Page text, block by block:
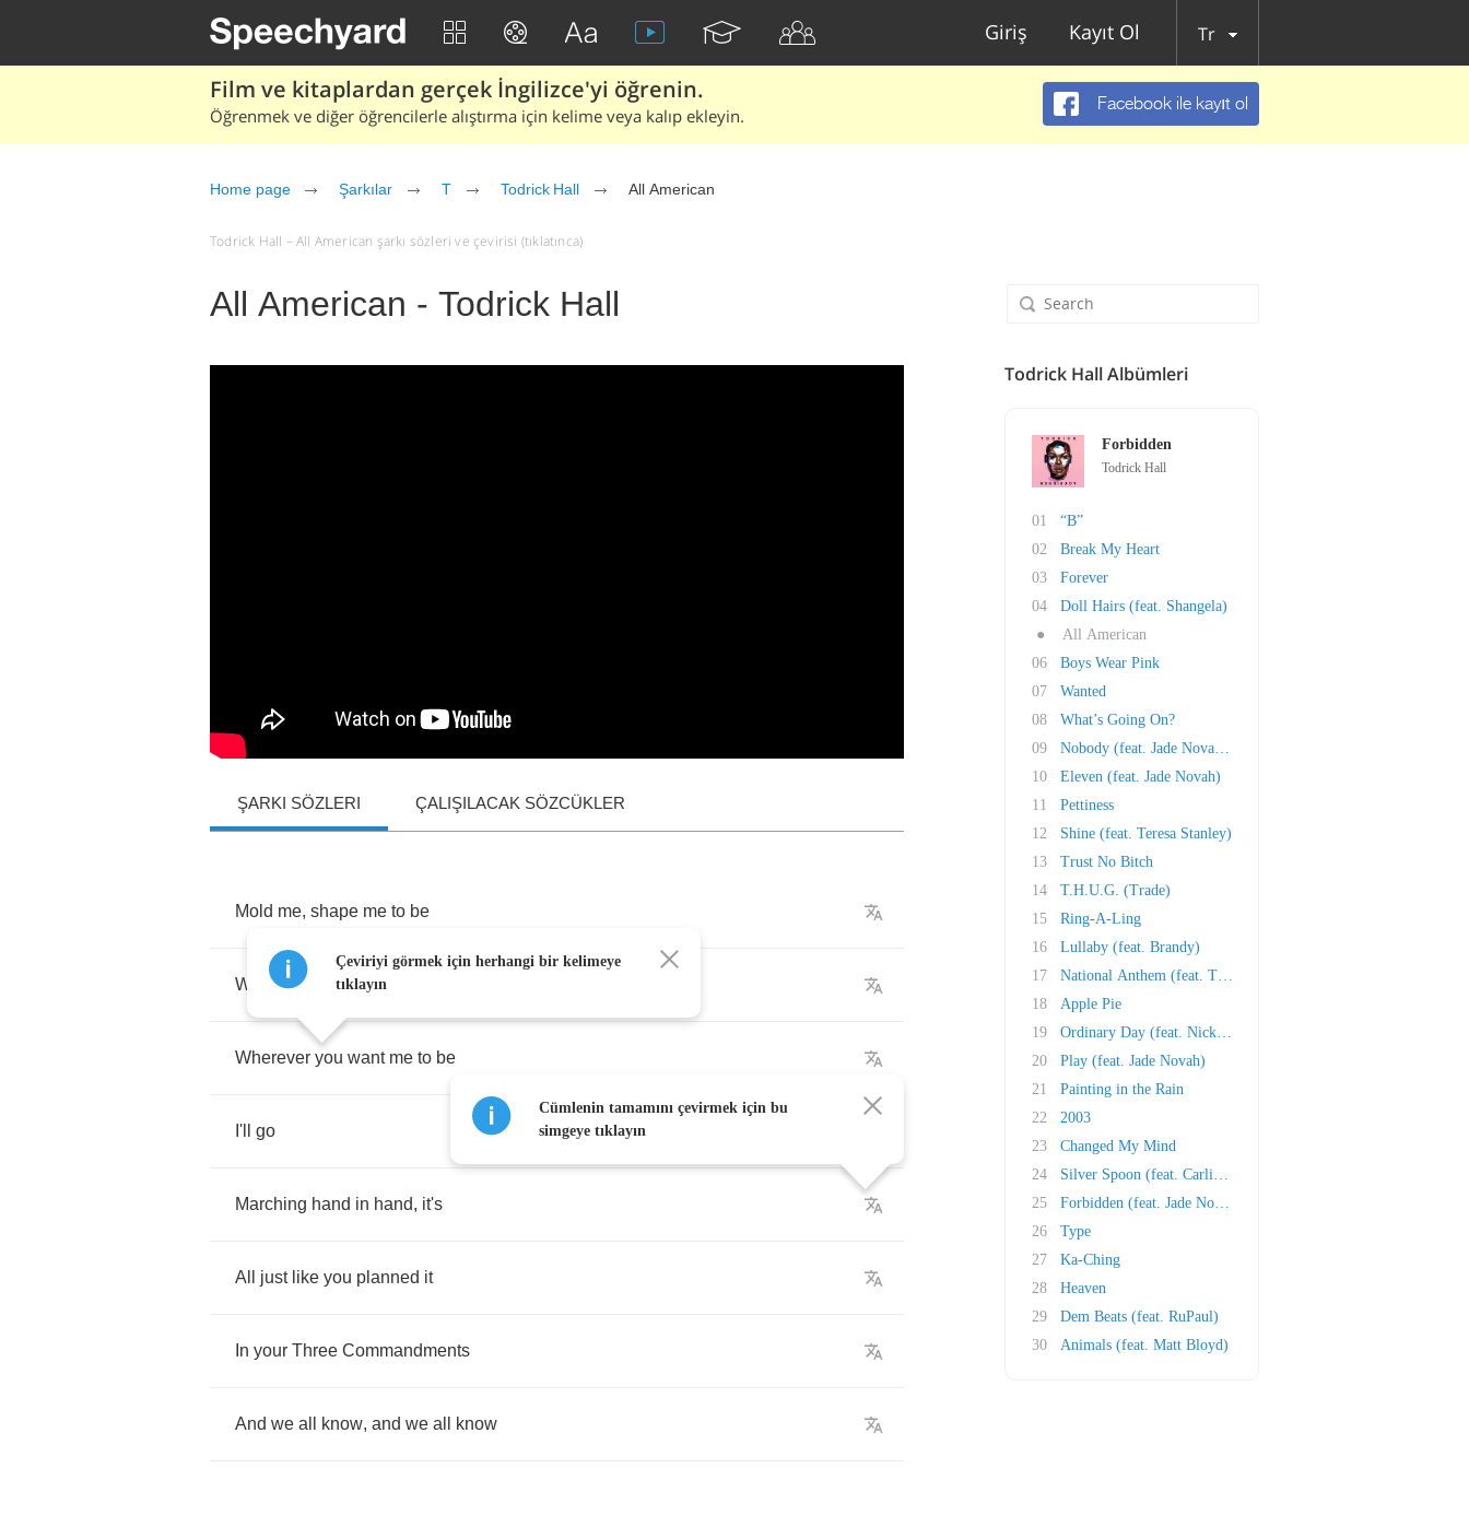
Giriş Kayıt Ol Tr
Film ve kitaplardan gerçek İngilizce'yi öğrenin.
Öğrenmek ve diğer öğrencilerle alıştırma için kelime veya kalıp ekleyin.
Facebook ile kayıt ol
Home page Şarkılar T Todrick Hall All American
Todrick Hall – All American şarkı sözleri ve çevirisi (tıklatınca)
All American - Todrick Hall
ŞARKI SÖZLERI ÇALIŞILACAK SÖZCÜKLER
Mold me, shape me to be
Whatever you want
Wherever you want me to be
I'll go
Marching hand in hand, it's
All just like you planned it
In your Three Commandments
And we all know, and we all know
Çeviriyi görmek için herhangi bir kelimeye
tıklayın
Cümlenin tamamını çevirmek için bu
simgeye tıklayın
Todrick Hall Albümleri
Forbidden
Todrick Hall
01
“B”
02
Break My Heart
03
Forever
04
Doll Hairs (feat. Shangela)
●
All American
06
Boys Wear Pink
07
Wanted
08
What’s Going On?
09
Nobody (feat. Jade Novah, Cynthia Erivo)
10
Eleven (feat. Jade Novah)
11
Pettiness
12
Shine (feat. Teresa Stanley)
13
Trust No Bitch
14
T.H.U.G. (Trade)
15
Ring-A-Ling
16
Lullaby (feat. Brandy)
17
National Anthem (feat. Tamar Braxton)
18
Apple Pie
19
Ordinary Day (feat. Nick Rashad Burroughs)
20
Play (feat. Jade Novah)
21
Painting in the Rain
22
2003
23
Changed My Mind
24
Silver Spoon (feat. Carlie Craig)
25
Forbidden (feat. Jade Novah, Keala Settle)
26
Type
27
Ka-Ching
28
Heaven
29
Dem Beats (feat. RuPaul)
30
Animals (feat. Matt Bloyd)